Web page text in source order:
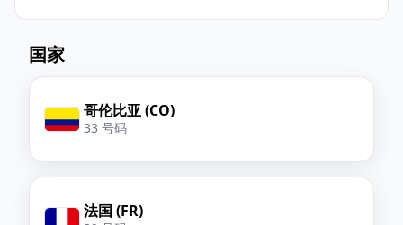
国家
哥伦比亚 (CO)
33 号码
法国 (FR)